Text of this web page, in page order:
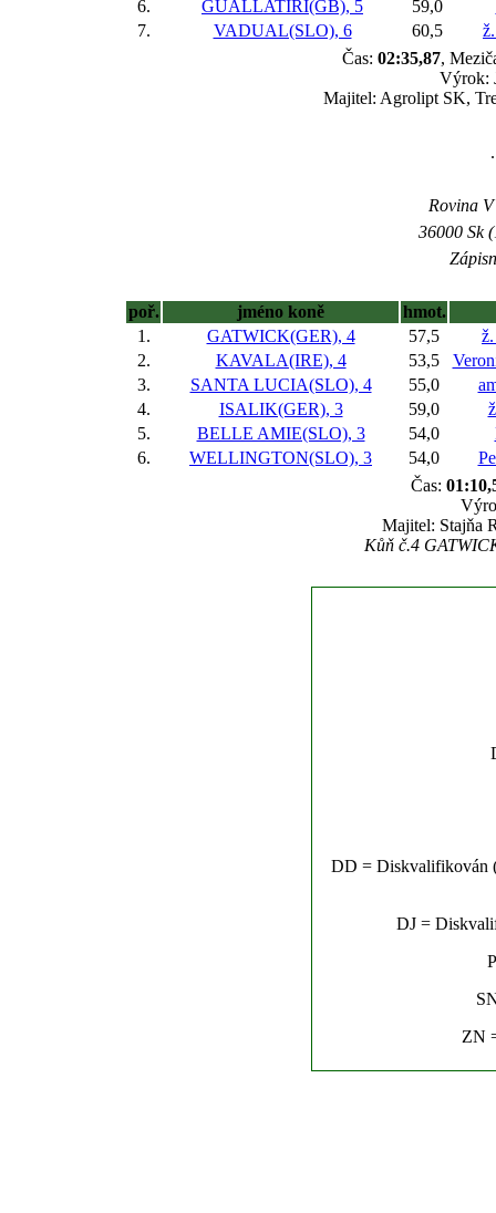
6. GUALLATIRI(GB), 5 59,0
7.
VADUAL(SLO), 6 60,5
Čas: 02:35,87,
Výrok:
Majitel: Agrolipt SK,
Rovina
36000 Sk
poř. jméno koně
hmot.
1.
GATWICK(GER), 4 57,5
2.
KAVALA(IRE), 4 53,5
3.
SANTA LUCIA(SLO), 4 55,0
4.
ISALIK(GER), 3 59,0
5.
BELLE AMIE(SLO), 3 54,0
6.
WELLINGTON(SLO), 3 54,0
Čas:
Majitel: Stajňa
Kůň č.4
DD = Diskvalifikován
DJ =
ZN